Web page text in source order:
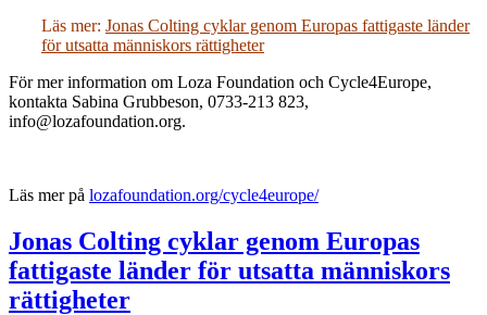
Läs mer: Jonas Colting cyklar genom Europas fattigaste länder
för utsatta människors rättigheter
För mer information om Loza Foundation och Cycle4Europe,
kontakta Sabina Grubbeson, 0733-213 823,
info@lozafoundation.org.
Läs mer på lozafoundation.org/cycle4europe/
Jonas Colting cyklar genom Europas
fattigaste länder för utsatta människors
rättigheter